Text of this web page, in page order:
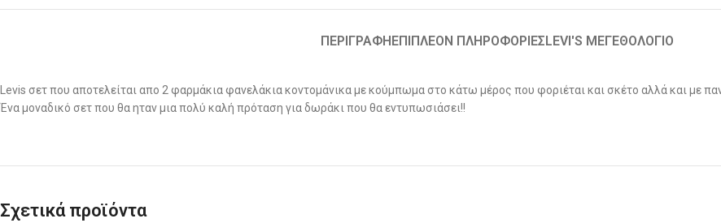
ΠΕΡΙΓΡΑΦΉ ΕΠΙΠΛΈΟΝ ΠΛΗΡΟΦΟΡΊΕΣ LEVI'S ΜΕΓΕΘΟΛΟΓΙΟ
Levis σετ που αποτελείται απο 2 φαρμάκια φανελάκια κοντομάνικα με κούμπωμα στο κάτω μέρος που φοριέται και σκέτο αλλά και με
Ένα μοναδικό σετ που θα ηταν μια πολύ καλή πρόταση για δωράκι που θα εντυπωσιάσει!!
Σχετικά προϊόντα